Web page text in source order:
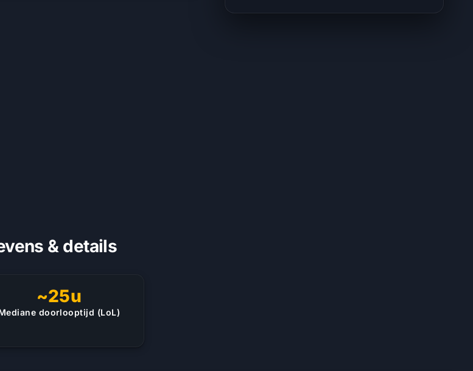
& details
~25u
doorlooptijd (LoL)